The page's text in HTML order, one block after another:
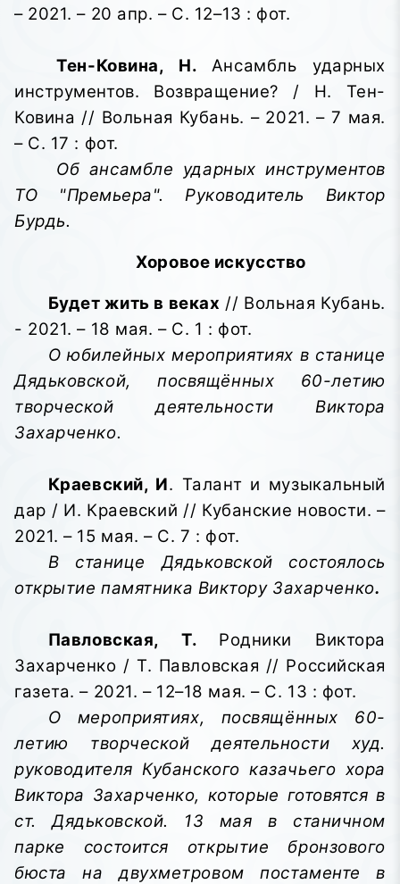
– 2021. – 20 апр. – С. 12–13 : фот.
Тен-Ковина, Н. Ансамбль ударных
инструментов. Возвращение? / Н. Тен-
Ковина // Вольная Кубань. – 2021. – 7 мая.
– С. 17 : фот.
Об ансамбле ударных инструментов
ТО "Премьера". Руководитель Виктор
Бурдь.
Хоровое искусство
Будет жить в веках // Вольная Кубань.
- 2021. – 18 мая. – С. 1 : фот.
О юбилейных мероприятиях в станице
Дядьковской, посвящённых 60-летию
творческой деятельности Виктора
Захарченко.
Краевский, И. Талант и музыкальный
дар / И. Краевский // Кубанские новости. –
2021. – 15 мая. – С. 7 : фот.
В станице Дядьковской состоялось
открытие памятника Виктору Захарченко.
Павловская, Т. Родники Виктора
Захарченко / Т. Павловская // Российская
газета. – 2021. – 12–18 мая. – С. 13 : фот.
О мероприятиях, посвящённых 60-
летию творческой деятельности худ.
руководителя Кубанского казачьего хора
Виктора Захарченко, которые готовятся в
ст. Дядьковской. 13 мая в станичном
парке состоится открытие бронзового
бюста на двухметровом постаменте в